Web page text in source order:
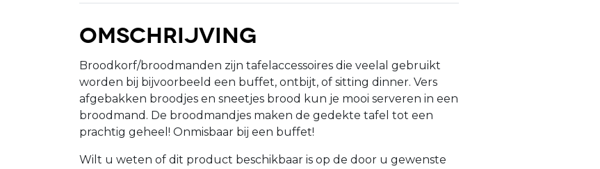
Omschrijving
Broodkorf/broodmanden zijn tafelaccessoires die veelal gebruikt
worden bij bijvoorbeeld een buffet, ontbijt, of sitting dinner. Vers
afgebakken broodjes en sneetjes brood kun je mooi serveren in een
broodmand. De broodmandjes maken de gedekte tafel tot een
prachtig geheel! Onmisbaar bij een buffet!
Wilt u weten of dit product beschikbaar is op de door u gewenste